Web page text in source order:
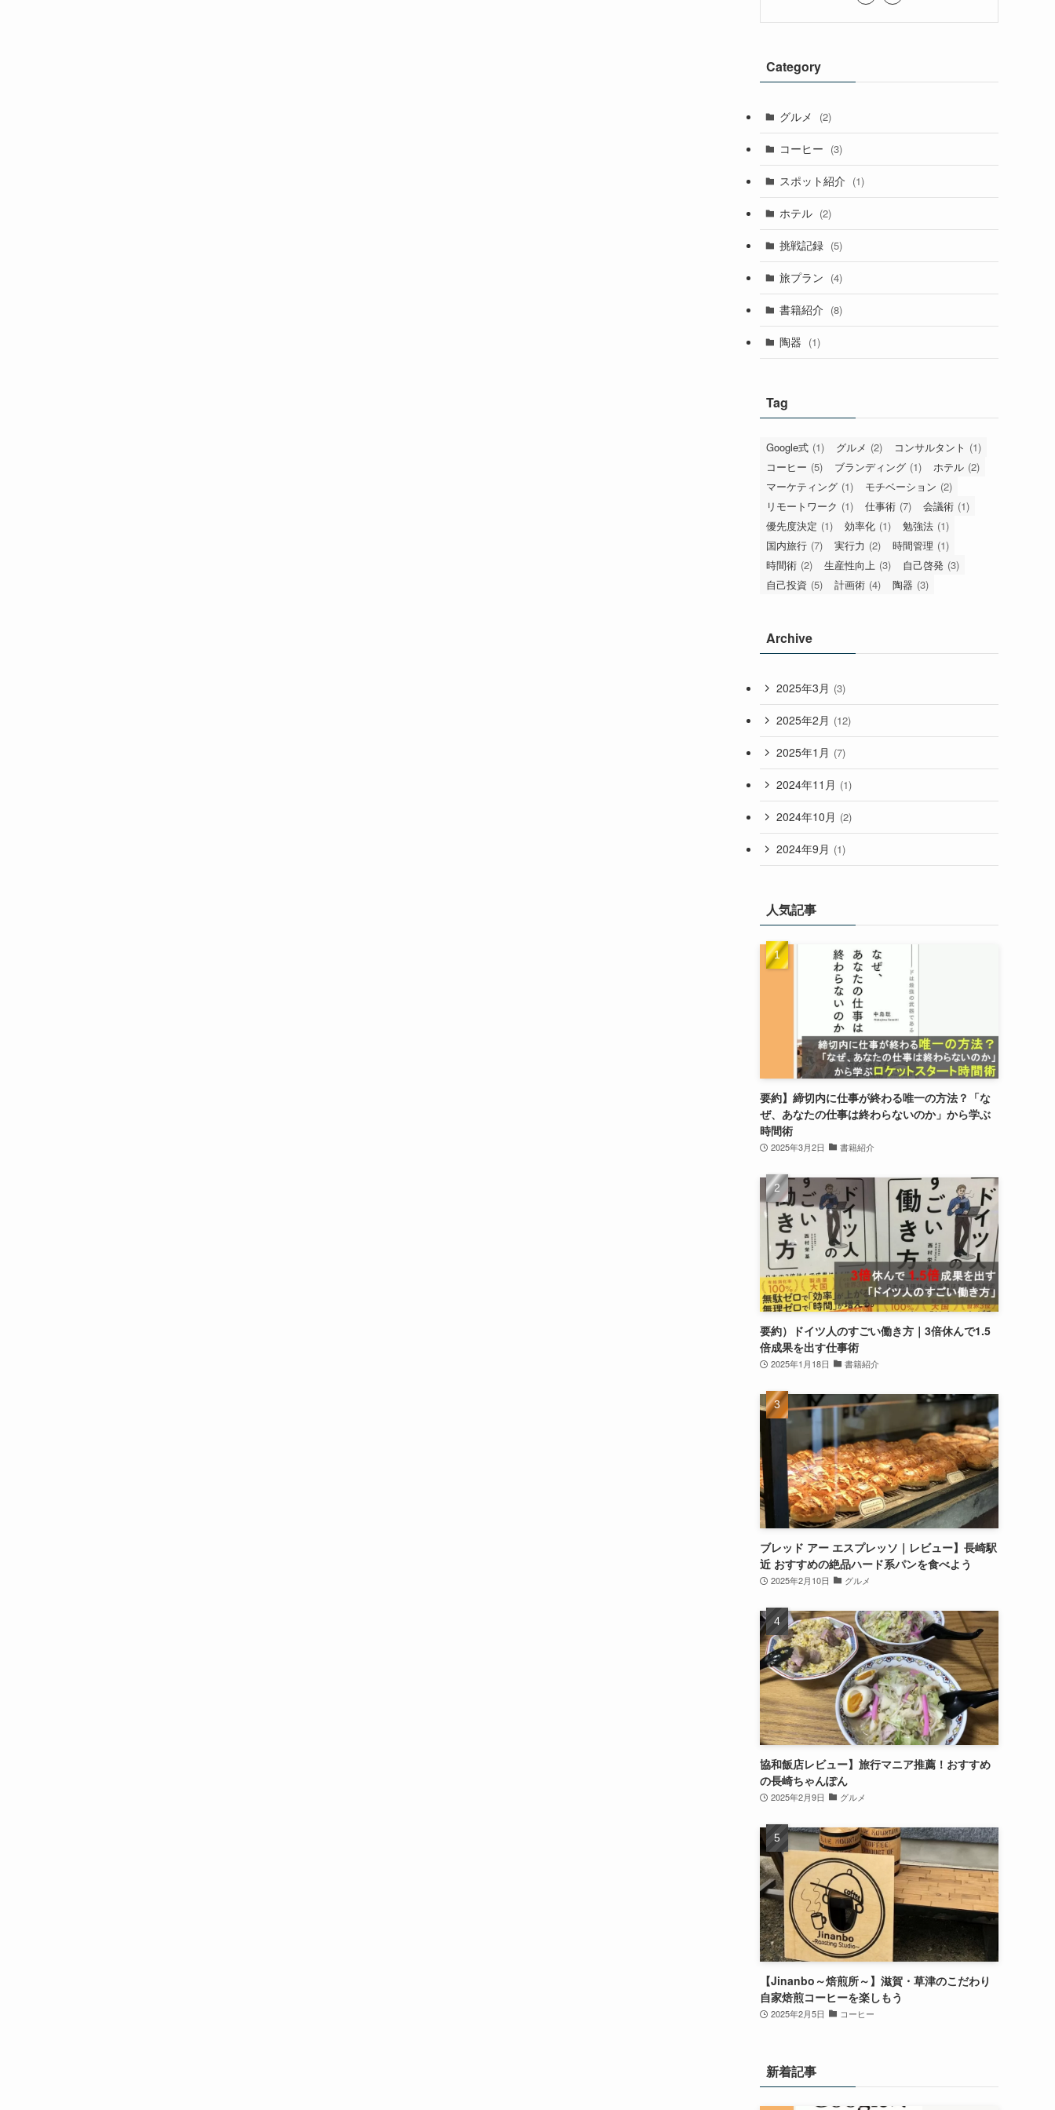
Category
グルメ (2)
コーヒー (3)
スポット紹介 (1)
ホテル (2)
挑戦記録 (5)
旅プラン (4)
書籍紹介 (8)
陶器 (1)
Tag
Google式 (1) グルメ (2) コンサルタント (1)
コーヒー (5) ブランディング (1) ホテル (2)
マーケティング (1) モチベーション (2)
リモートワーク (1) 仕事術 (7) 会議術 (1)
優先度決定 (1) 効率化 (1) 勉強法 (1)
国内旅行 (7) 実行力 (2) 時間管理 (1)
時間術 (2) 生産性向上 (3) 自己啓発 (3)
自己投資 (5) 計画術 (4) 陶器 (3)
Archive
2025年3月 (3)
2025年2月 (12)
2025年1月 (7)
2024年11月 (1)
2024年10月 (2)
2024年9月 (1)
人気記事
要約】締切内に仕事が終わる唯一の方法？「な
ぜ、あなたの仕事は終わらないのか」から学ぶ
時間術
2025年3月2日 書籍紹介
要約）ドイツ人のすごい働き方｜3倍休んで1.5
倍成果を出す仕事術
2025年1月18日 書籍紹介
ブレッド アー エスプレッソ｜レビュー】長崎駅
近 おすすめの絶品ハード系パンを食べよう
2025年2月10日 グルメ
協和飯店レビュー】旅行マニア推薦！おすすめ
の長崎ちゃんぽん
2025年2月9日 グルメ
【Jinanbo～焙煎所～】滋賀・草津のこだわり
自家焙煎コーヒーを楽しもう
2025年2月5日 コーヒー
新着記事